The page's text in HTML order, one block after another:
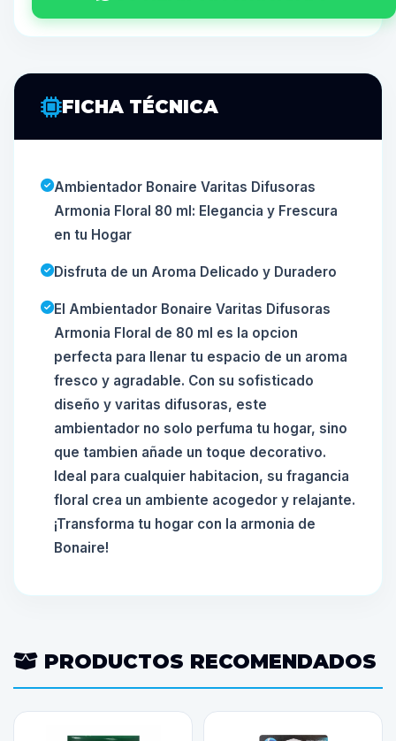
FICHA TÉCNICA
Ambientador Bonaire Varitas Difusoras
Armonia Floral 80 ml: Elegancia y Frescura
en tu Hogar
Disfruta de un Aroma Delicado y Duradero
El Ambientador Bonaire Varitas Difusoras
Armonia Floral de 80 ml es la opcion
perfecta para llenar tu espacio de un aroma
fresco y agradable. Con su sofisticado
diseño y varitas difusoras, este
ambientador no solo perfuma tu hogar, sino
que tambien añade un toque decorativo.
Ideal para cualquier habitacion, su fragancia
floral crea un ambiente acogedor y relajante.
¡Transforma tu hogar con la armonia de
Bonaire!
PRODUCTOS RECOMENDADOS